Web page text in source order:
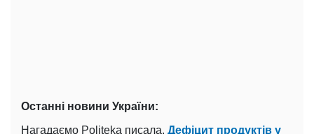
Останні новини України:
Нагадаємо Politeka писала, Дефіцит продуктів у